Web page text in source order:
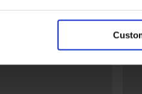
Možda će